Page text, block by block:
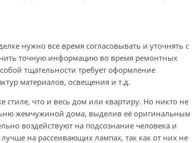
нужно все время согласовывать и уточнять с
точную информацию во время ремонтных
тщательности требует оформление
материалов, освещения и т.д.
стиле, что и весь дом или квартиру. Но никто не
жемчужиной дома, выделив её оригинальным
воздействуют на подсознание человека и
на рассеивающих лампах, так как от них не